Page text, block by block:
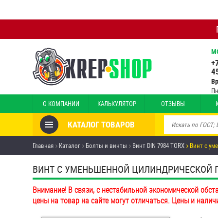
О КОМПАНИИ КАЛЬКУЛЯТОР ОТЗЫВЫ
КАТАЛОГ ТОВАРОВ
Товары со скидкой
Анкеры
Антивандальный крепёж,
инструмент
Болты и винты
Главная Каталог Болты и винты Винт DIN 7984 TORX Винт с
ВИНТ С УМЕНЬШЕННОЙ ЦИЛИНДРИЧЕСКОЙ
Внимание! В связи, с нестабильной экономической
цены на товар на сайте могут отличаться. Цены и